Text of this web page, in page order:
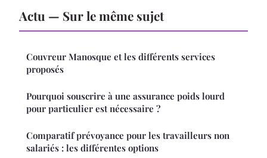
Actu — Sur le même sujet
Couvreur Manosque et les différents services
proposés
Pourquoi souscrire à une assurance poids lourd
pour particulier est nécessaire ?
Comparatif prévoyance pour les travailleurs non
salariés : les différentes options